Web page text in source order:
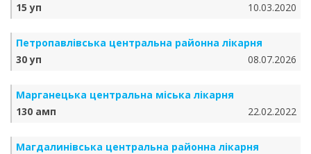
15 уп
10.03.2020
Петропавлівська центральна районна лікарня
30 уп
08.07.2026
Марганецька центральна міська лікарня
130 амп
22.02.2022
Магдалинівська центральна районна лікарня